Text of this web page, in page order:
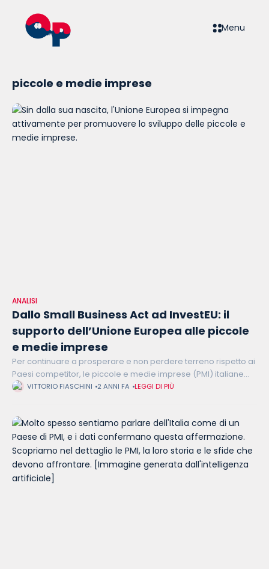
Menu
piccole e medie imprese
ANALISI
Dallo Small Business Act ad InvestEU: il
supporto dell’Unione Europea alle piccole
e medie imprese
Per continuare a prosperare e non perdere terreno rispetto ai
Paesi competitor, le piccole e medie imprese (PMI) italiane
devono rispondere positivamente a diverse sfide, che vanno
VITTORIO FIASCHINI 2 ANNI FA LEGGI DI PIÙ